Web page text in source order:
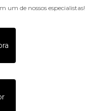
um de nossos especialistas!